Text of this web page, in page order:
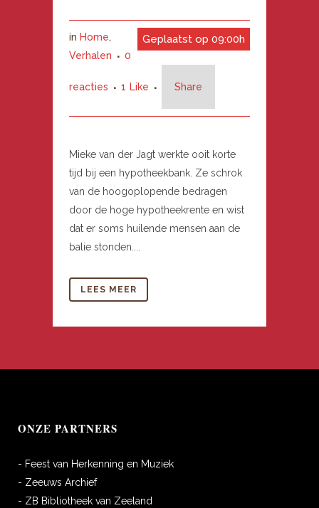
Geplaatst op 09:00h
in Home,
Verhalen
0
reacties 1 Like Share
Mieke van der Jagt werkte ooit korte
tijd bij een hypotheekbank. Ze schrok
van de hoogoplopende bedragen
door de hoge hypotheekrente en wist
dat er soms huilende mensen aan de
balie stonden....
LEES MEER
ONZE PARTNERS
- Feest van Herkenning en Muziek
- Zeeuws Archief
- ZB Bibliotheek van Zeeland